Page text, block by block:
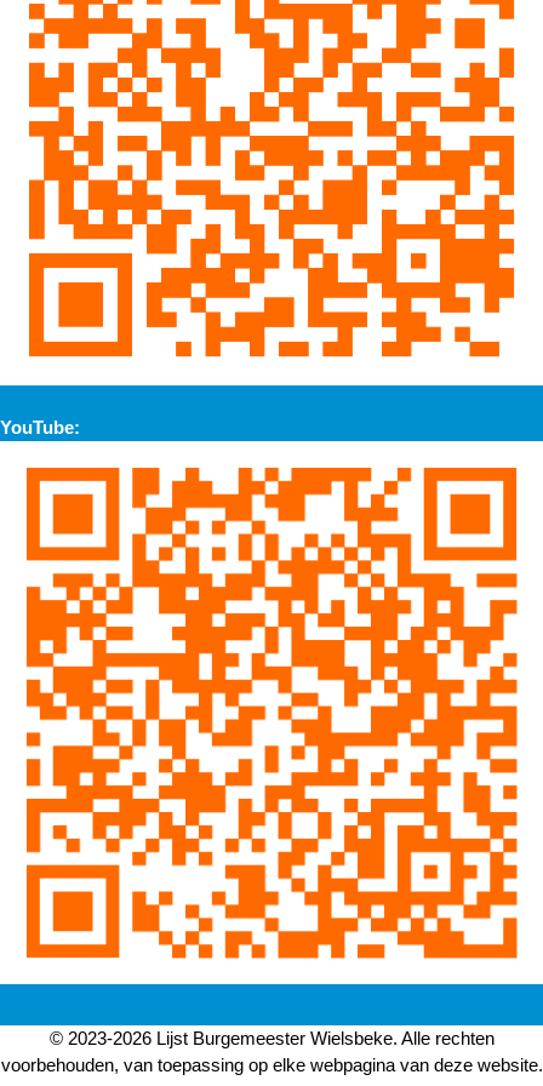
YouTube:
© 2023-2026 Lijst Burgemeester Wielsbeke. Alle rechten
voorbehouden, van toepassing op elke webpagina van deze website.